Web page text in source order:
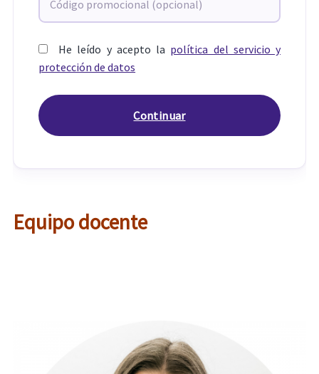
He leído y acepto la política del servicio y
protección de datos
Equipo docente